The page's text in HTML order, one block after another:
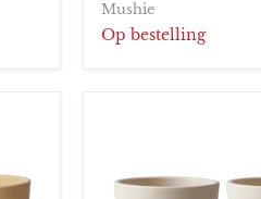
(2
PCS)
Mushie
Op bestelling